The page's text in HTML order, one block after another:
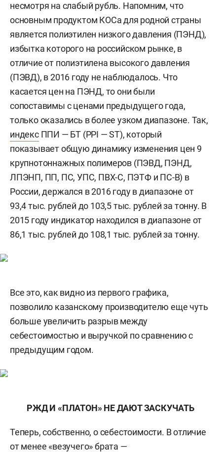
несмотря на слабый рубль. Напомним, что
основным продуктом КОСа для родной страны
является полиэтилен низкого давления (ПЭНД),
избытка которого на российском рынке, в
отличие от полиэтилена высокого давления
(ПЭВД), в 2016 году не наблюдалось. Что
касается цен на ПЭНД, то они были
сопоставимы с ценами предыдущего года,
только оказались в более узком диапазоне. Так,
индексППИ — БТ (PPI — ST), который
показывает общую динамику изменения цен 9
крупнотоннажных полимеров (ПЭВД, ПЭНД,
ЛПЭНП, ПП, ПС, УПС, ПВХ-С, ПЭТФ и ПС-В) в
России, держался в 2016 году в диапазоне от
93,4 тыс. рублей до 103,5 тыс. рублей за тонну. В
2015 году индикатор находился в диапазоне от
86,1 тыс. рублей до 108,1 тыс. рублей за тонну.
Все это, как видно из первого графика,
позволило казанскому производителю еще чуть
больше увеличить разрыв между
себестоимостью и выручкой по сравнению с
предыдущим годом.
РЖД И «ПЛАТОН» НЕ ДАЮТ ЗАСКУЧАТЬ
Теперь, собственно, о себестоимости. В отличие
от менее «везучего» брата —